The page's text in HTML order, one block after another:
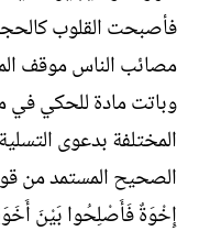
فأصبحت القلوب
مصائب الناس موقف
وباتت مادة للحكي في
المختلفة بدعوى
الصحيح المستمد من
إِخْوَةٌ فَأَصْلِحُوا بَيْنَ